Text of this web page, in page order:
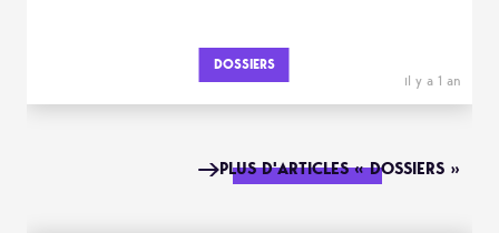
DOSSIERS
il y a 1 an
PLUS D'ARTICLES « DOSSIERS »